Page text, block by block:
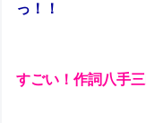
っ！！
すごい！作詞八手